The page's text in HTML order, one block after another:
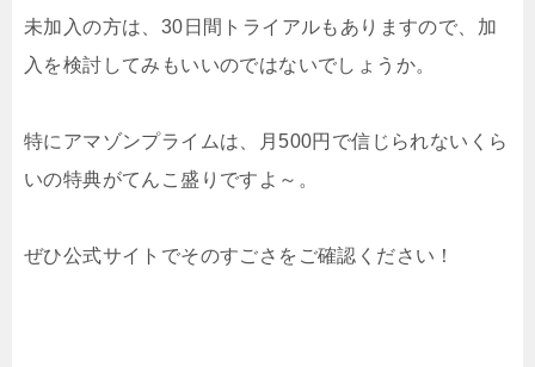
未加入の方は、30日間トライアルもありますので、加
入を検討してみもいいのではないでしょうか。
特にアマゾンプライムは、月500円で信じられないくら
いの特典がてんこ盛りですよ～。
ぜひ公式サイトでそのすごさをご確認ください！